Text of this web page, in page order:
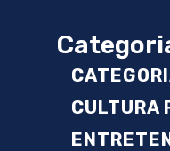
CULTURA